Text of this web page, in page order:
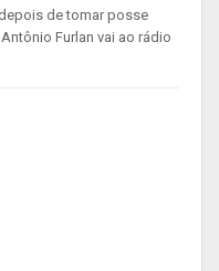
de tomar posse
Furlan vai ao rádio